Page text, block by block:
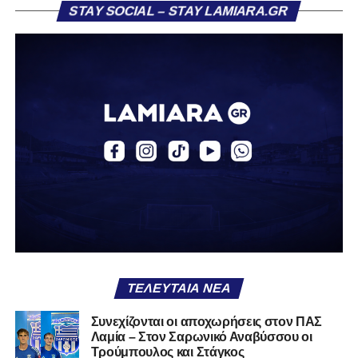
«Ο Α.Ο. Σαρωνικός Αναβύσσου ανακοινώνει την
περσινή σεζόν πραγματοποίησε γεμάτη χρονιά στη Γ’
Στο παρελθόν αγωνίστηκε στην ΑΕΚ Β’, με την οποία
κατέγραψε 10 συμμετοχές στη Super League 2, καθώς
επίσης σε Εθνικό και Ζάκυνθο. Ξεκίνησε την καριέρα του
στις 26 Σεπτεμβρίου 2021.
Καλωσορίζουμε τον Βασίλη στην οικογένεια του
Σαρωνικού και του ευχόμαστε υγεία και πολλές
STAY SOCIAL – STAY LAMIARA.GR
ΤΕΛΕΥΤΑΊΑ ΝΈΑ
Συνεχίζονται οι αποχωρήσεις στον ΠΑΣ
Λαμία – Στον Σαρωνικό Αναβύσσου οι
Τρούμπουλος και Στάγκος